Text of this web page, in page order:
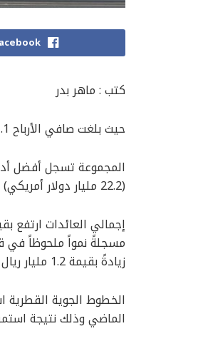
كتب : ماهر بدر
حيث بلغت صافي الأرباح 6.1 مليار ريال قطري (1.7 مليار دولار أمريكي)
(22.2 مليار دولار أمريكي) محققة أرباحاً سنوية أعلى بنسبة 39 بالمئة مقارنة بالعام الماضي
زيادةً بقيمة 1.2 مليار ريال قطري (0.3 مليار دولار أمريكي)
الماضي وذلك نتيجة